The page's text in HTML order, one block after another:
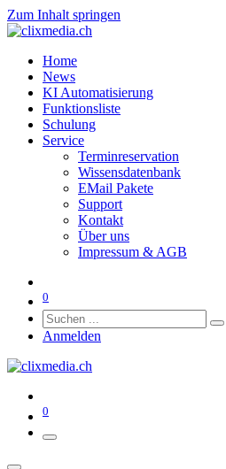
Zum Inhalt springen
Home
News
KI Automatisierung
Funktionsliste
Schulung
Service
Terminreservation
Wissensdatenbank
EMail Pakete
Support
Kontakt
Über uns
Impressum & AGB
0
Anmelden
0